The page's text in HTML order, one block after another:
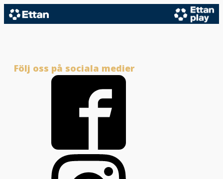
Följ oss på sociala medier